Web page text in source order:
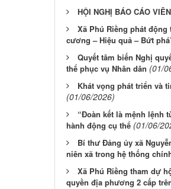
HỘI NGHỊ BÁO CÁO
Xã Phú Riềng phát
cương – Hiệu quả – Bứt
Quyết tâm biến Nghị
thể phục vụ Nhân dân (01/
Khát vọng phát triển và
(01/06/2026)
“Đoàn kết là mệnh lệnh
hành động cụ thể (01/06/
Bí thư Đảng ủy xã
niên xã trong hệ thống
Xã Phú Riềng tham dự
quyền địa phương 2 cấp